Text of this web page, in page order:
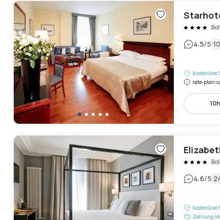
4.5/5|
Kostenlose
rate-plan-
4.6/5|
Kostenlose
Zahlung